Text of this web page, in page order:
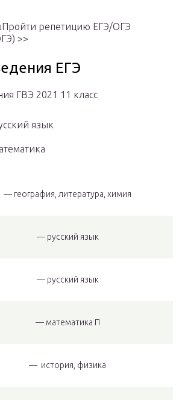
репетицию ЕГЭ/ОГЭ
>>
ЕГЭ
ГВЭ 2021 11 класс
язык
— география, литература, химия
— русский язык
— русский язык
— математика П
— история, физика